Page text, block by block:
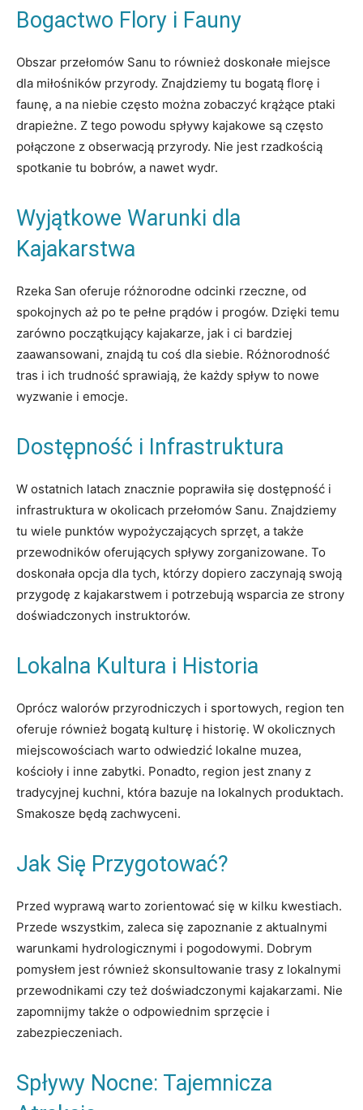
Bogactwo Flory i Fauny
Obszar przełomów Sanu to również doskonałe miejsce
dla miłośników przyrody. Znajdziemy tu bogatą florę i
faunę, a na niebie często można zobaczyć krążące ptaki
drapieżne. Z tego powodu spływy kajakowe są często
połączone z obserwacją przyrody. Nie jest rzadkością
spotkanie tu bobrów, a nawet wydr.
Wyjątkowe Warunki dla
Kajakarstwa
Rzeka San oferuje różnorodne odcinki rzeczne, od
spokojnych aż po te pełne prądów i progów. Dzięki temu
zarówno początkujący kajakarze, jak i ci bardziej
zaawansowani, znajdą tu coś dla siebie. Różnorodność
tras i ich trudność sprawiają, że każdy spływ to nowe
wyzwanie i emocje.
Dostępność i Infrastruktura
W ostatnich latach znacznie poprawiła się dostępność i
infrastruktura w okolicach przełomów Sanu. Znajdziemy
tu wiele punktów wypożyczających sprzęt, a także
przewodników oferujących spływy zorganizowane. To
doskonała opcja dla tych, którzy dopiero zaczynają swoją
przygodę z kajakarstwem i potrzebują wsparcia ze strony
doświadczonych instruktorów.
Lokalna Kultura i Historia
Oprócz walorów przyrodniczych i sportowych, region ten
oferuje również bogatą kulturę i historię. W okolicznych
miejscowościach warto odwiedzić lokalne muzea,
kościoły i inne zabytki. Ponadto, region jest znany z
tradycyjnej kuchni, która bazuje na lokalnych produktach.
Smakosze będą zachwyceni.
Jak Się Przygotować?
Przed wyprawą warto zorientować się w kilku kwestiach.
Przede wszystkim, zaleca się zapoznanie z aktualnymi
warunkami hydrologicznymi i pogodowymi. Dobrym
pomysłem jest również skonsultowanie trasy z lokalnymi
przewodnikami czy też doświadczonymi kajakarzami. Nie
zapomnijmy także o odpowiednim sprzęcie i
zabezpieczeniach.
Spływy Nocne: Tajemnicza